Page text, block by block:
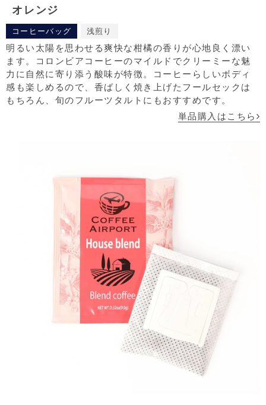
オレンジ
コーヒーバッグ 浅煎り
明るい太陽を思わせる爽快な柑橘の香りが心地良く漂い
ます。コロンビアコーヒーのマイルドでクリーミーな魅
力に自然に寄り添う酸味が特徴。コーヒーらしいボディ
感も楽しめるので、香ばしく焼き上げたフールセックは
もちろん、旬のフルーツタルトにもおすすめです。
単品購入はこちら